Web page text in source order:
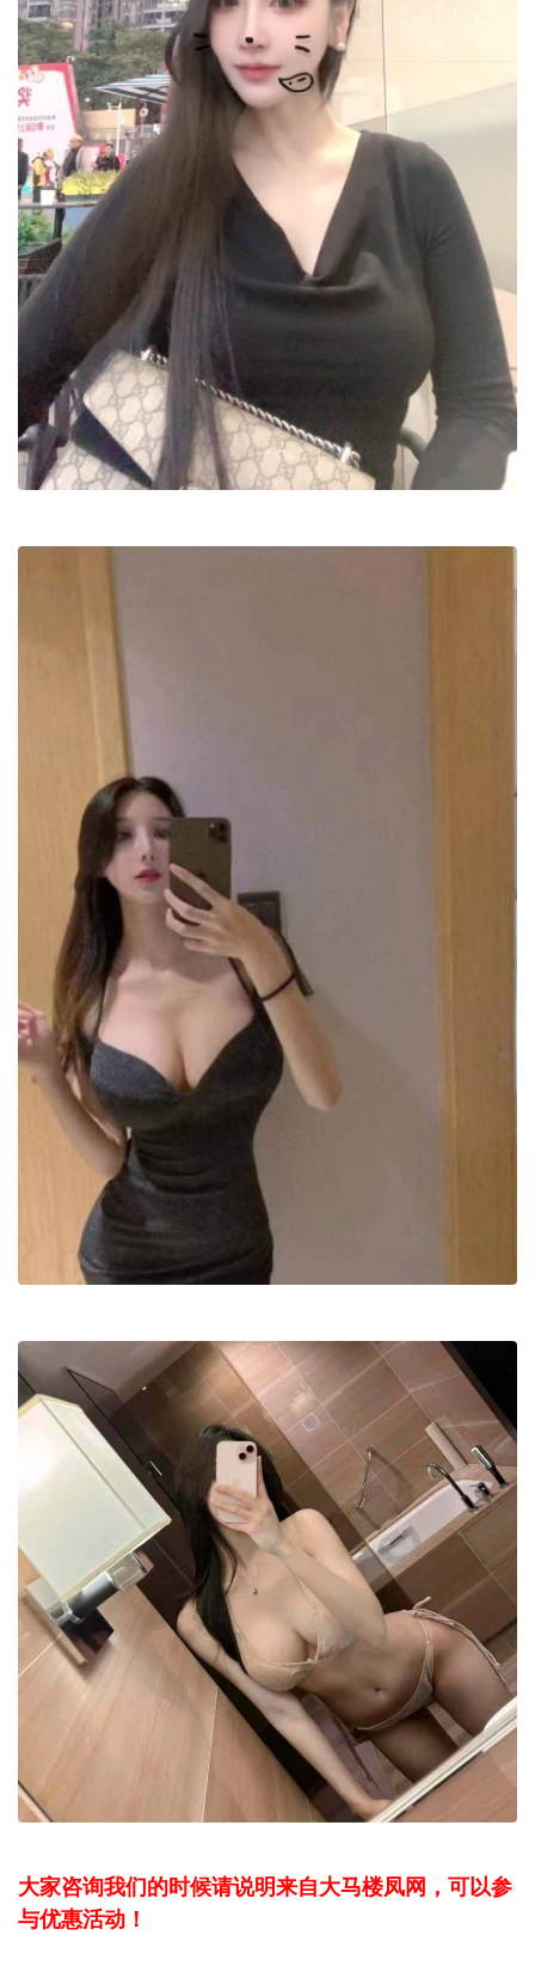
大家咨询我们的时候请说明来自大马楼凤网，可以参
与优惠活动！